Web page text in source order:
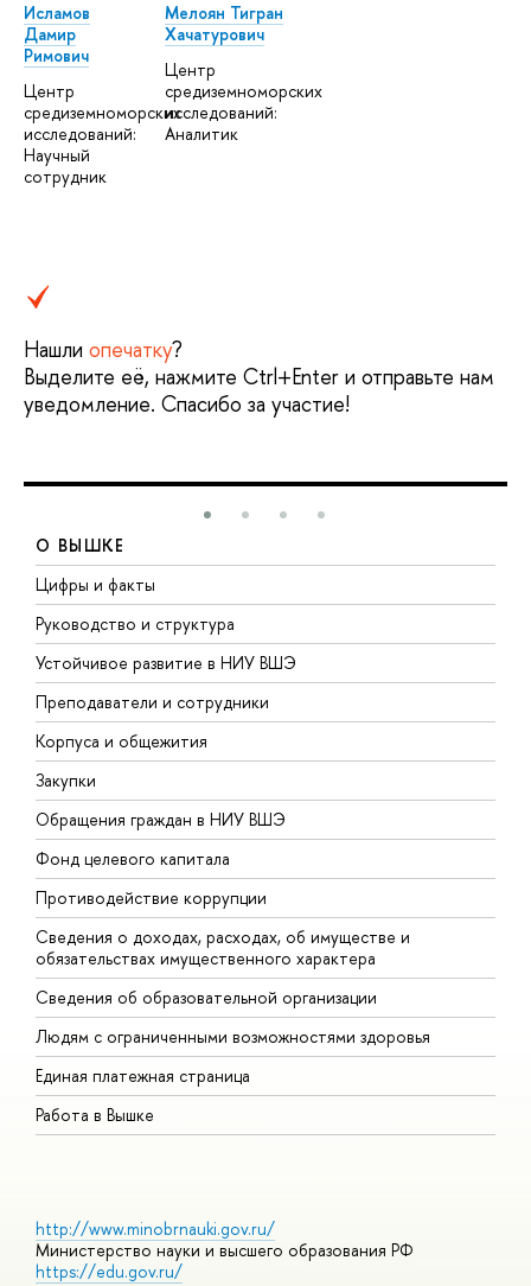
Исламов
Дамир
Римович
Центр
средиземноморских
исследований:
Научный
сотрудник
Мелоян Тигран
Хачатурович
Центр
средиземноморских
исследований:
Аналитик
Нашли опечатку?
Выделите её, нажмите Ctrl+Enter и отправьте нам
уведомление. Спасибо за участие!
О ВЫШКЕ
Цифры и факты
Руководство и структура
Устойчивое развитие в НИУ ВШЭ
Преподаватели и сотрудники
Корпуса и общежития
Закупки
Обращения граждан в НИУ ВШЭ
Фонд целевого капитала
Противодействие коррупции
Сведения о доходах, расходах, об имуществе и
обязательствах имущественного характера
Сведения об образовательной организации
Людям с ограниченными возможностями здоровья
Единая платежная страница
Работа в Вышке
http://www.minobrnauki.gov.ru/
Министерство науки и высшего образования РФ
https://edu.gov.ru/